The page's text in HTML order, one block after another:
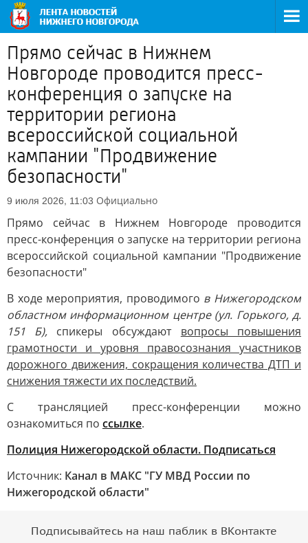
Прямо сейчас в Нижнем
Новгороде проводится пресс-
конференция о запуске на
территории региона
всероссийской социальной
кампании "Продвижение
безопасности"
9 июля 2026, 11:03 Официально
Прямо сейчас в Нижнем Новгороде проводится
пресс-конференция о запуске на территории региона
всероссийской социальной кампании "Продвижение
безопасности"
В ходе мероприятия, проводимого в Нижегородском
областном информационном центре (ул. Горького, д.
151 Б), спикеры обсуждают вопросы повышения
грамотности и уровня правосознания участников
дорожного движения, сокращения количества ДТП и
снижения тяжести их последствий.
С трансляцией пресс-конференции можно
ознакомиться по ссылке.
Полиция Нижегородской области. Подписаться
Источник: Канал в МАКС "ГУ МВД России по
Нижегородской области"
Подписывайтесь на наш паблик в ВКонтакте